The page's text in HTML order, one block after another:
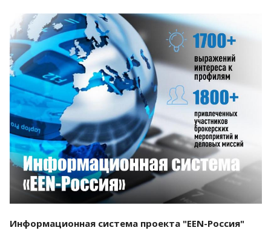
Смотреть проект
Информационная система проекта "EEN-Россия"